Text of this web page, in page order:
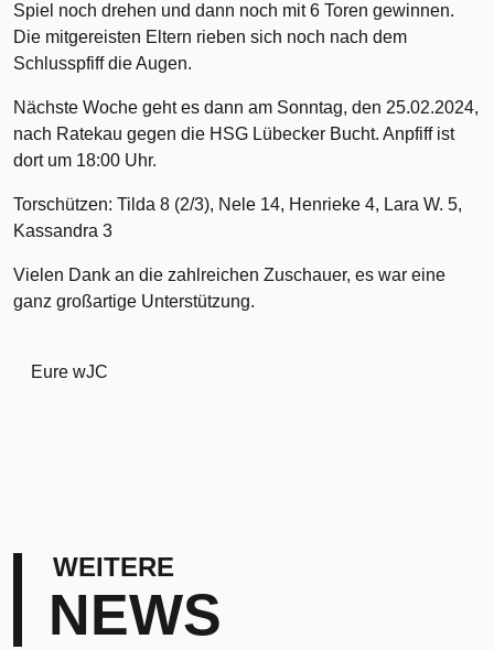
Spiel noch drehen und dann noch mit 6 Toren gewinnen.
Die mitgereisten Eltern rieben sich noch nach dem
Schlusspfiff die Augen.
Nächste Woche geht es dann am Sonntag, den 25.02.2024,
nach Ratekau gegen die HSG Lübecker Bucht. Anpfiff ist
dort um 18:00 Uhr.
Torschützen: Tilda 8 (2/3), Nele 14, Henrieke 4, Lara W. 5,
Kassandra 3
Vielen Dank an die zahlreichen Zuschauer, es war eine
ganz großartige Unterstützung.
Eure wJC
WEITERE
NEWS